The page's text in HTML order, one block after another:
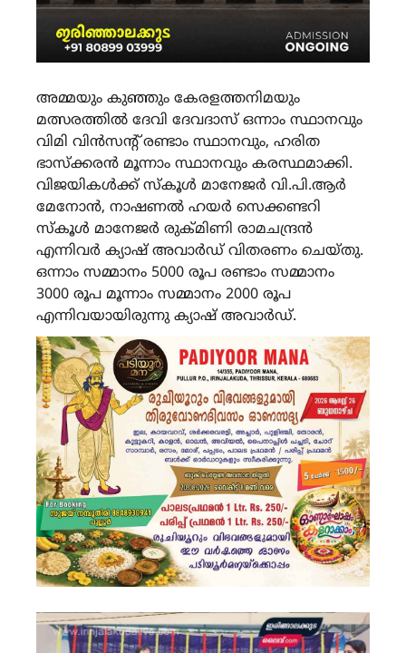
അമ്മയും കുഞ്ഞും കേരളത്തനിമയും
മത്സരത്തിൽ ദേവി ദേവദാസ് ഒന്നാം സ്ഥാനവും
വിമി വിൻസൻ്റ് രണ്ടാം സ്ഥാനവും, ഹരിത
ഭാസ്ക്കരൻ മൂന്നാം സ്ഥാനവും കരസ്ഥമാക്കി.
വിജയികൾക്ക് സ്കൂൾ മാനേജർ വി.പി.ആർ
മേനോൻ, നാഷണൽ ഹയർ സെക്കണ്ടറി
സ്കൂൾ മാനേജർ രുക്മിണി രാമചന്ദ്രൻ
എന്നിവർ ക്യാഷ് അവാർഡ് വിതരണം ചെയ്തു.
ഒന്നാം സമ്മാനം 5000 രൂപ രണ്ടാം സമ്മാനം
3000 രൂപ മൂന്നാം സമ്മാനം 2000 രൂപ
എന്നിവയായിരുന്നു ക്യാഷ് അവാർഡ്.